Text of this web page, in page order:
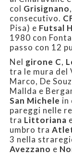
col Grisignano
consecutivo.
Pisa) e Futsal
1980 con
passo con 12
Nel girone C,
tra le mura del
Marco, De
Mallda e
San Michele in
pareggi nelle
tra Littoriana
umbro tra
3 nella
Avezzano e